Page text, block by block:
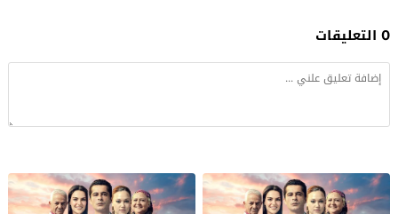
0 التعليقات